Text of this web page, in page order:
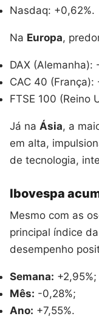
Nasdaq: +0,62%.
Na Europa,
DAX (Alemanha):
CAC 40 (França):
FTSE 100 (Reino
Já na Ásia, a
em alta,
de tecnologia,
Ibovespa
Mesmo com as
principal índice
desempenho
Semana: +2,95%;
Mês: -0,28%;
Ano: +7,55%.